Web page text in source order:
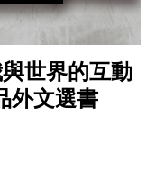
世界的互動
外文選書